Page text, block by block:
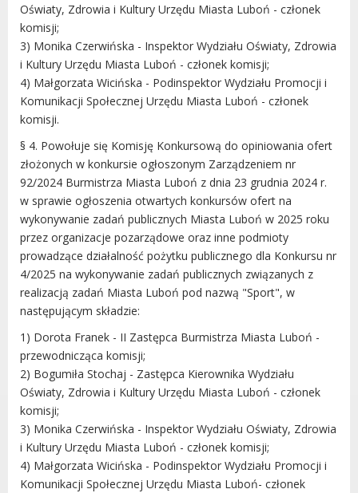
Oświaty, Zdrowia i Kultury Urzędu Miasta Luboń - członek
komisji;
3) Monika Czerwińska - Inspektor Wydziału Oświaty, Zdrowia
i Kultury Urzędu Miasta Luboń - członek komisji;
4) Małgorzata Wicińska - Podinspektor Wydziału Promocji i
Komunikacji Społecznej Urzędu Miasta Luboń - członek
komisji.
§ 4. Powołuje się Komisję Konkursową do opiniowania ofert
złożonych w konkursie ogłoszonym Zarządzeniem nr
92/2024 Burmistrza Miasta Luboń z dnia 23 grudnia 2024 r.
w sprawie ogłoszenia otwartych konkursów ofert na
wykonywanie zadań publicznych Miasta Luboń w 2025 roku
przez organizacje pozarządowe oraz inne podmioty
prowadzące działalność pożytku publicznego dla Konkursu nr
4/2025 na wykonywanie zadań publicznych związanych z
realizacją zadań Miasta Luboń pod nazwą "Sport", w
następującym składzie:
1) Dorota Franek - II Zastępca Burmistrza Miasta Luboń -
przewodnicząca komisji;
2) Bogumiła Stochaj - Zastępca Kierownika Wydziału
Oświaty, Zdrowia i Kultury Urzędu Miasta Luboń - członek
komisji;
3) Monika Czerwińska - Inspektor Wydziału Oświaty, Zdrowia
i Kultury Urzędu Miasta Luboń - członek komisji;
4) Małgorzata Wicińska - Podinspektor Wydziału Promocji i
Komunikacji Społecznej Urzędu Miasta Luboń- członek